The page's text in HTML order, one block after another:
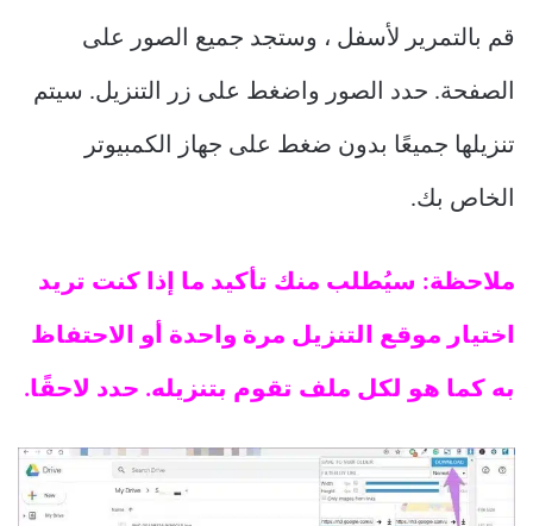
قم بالتمرير لأسفل ، وستجد جميع الصور على
الصفحة. حدد الصور واضغط على زر التنزيل. سيتم
تنزيلها جميعًا بدون ضغط على جهاز الكمبيوتر
الخاص بك.
ملاحظة: سيُطلب منك تأكيد ما إذا كنت تريد
اختيار موقع التنزيل مرة واحدة أو الاحتفاظ
به كما هو لكل ملف تقوم بتنزيله. حدد لاحقًا.